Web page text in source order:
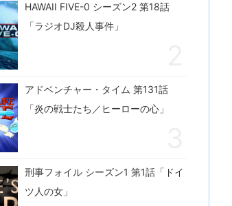
HAWAII FIVE-0 シーズン2 第18話
「ラジオDJ殺人事件」
アドベンチャー・タイム 第131話
「炎の戦士たち／ヒーローの心」
刑事フォイル シーズン1 第1話「ドイ
ツ人の女」